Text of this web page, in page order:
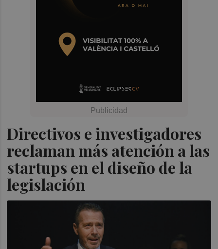
Directivos e investigadores
reclaman más atención a las
startups en el diseño de la
legislación